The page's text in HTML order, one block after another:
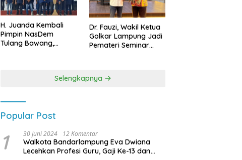
H. Juanda Kembali
Pimpin NasDem
Tulang Bawang,
Dr. Fauzi, Wakil Ketua
Golkar Lampung Jadi
Pemateri Seminar
Kebangsaan
Selengkapnya
Popular Post
1 30 Juni 2024 12 Komentar
Walkota Bandarlampung Eva Dwiana
Lecehkan Profesi Guru, Gaji Ke-13 dan